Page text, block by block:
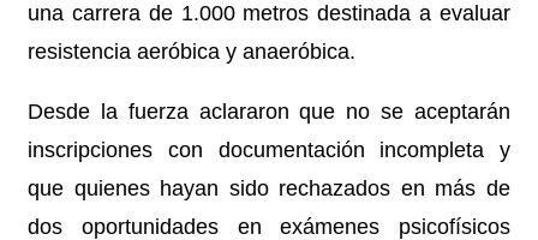
una carrera de 1.000 metros destinada a evaluar
resistencia aeróbica y anaeróbica.
Desde la fuerza aclararon que no se aceptarán
inscripciones con documentación incompleta y
que quienes hayan sido rechazados en más de
dos oportunidades en exámenes psicofísicos